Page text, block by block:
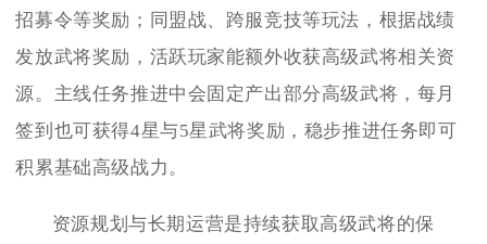
招募令等奖励；同盟战、跨服竞技等玩法，根据战绩
发放武将奖励，活跃玩家能额外收获高级武将相关资
源。主线任务推进中会固定产出部分高级武将，每月
签到也可获得4星与5星武将奖励，稳步推进任务即可
积累基础高级战力。
资源规划与长期运营是持续获取高级武将的保